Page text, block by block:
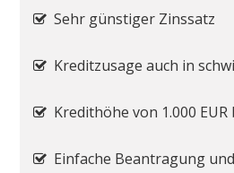
Sehr günstiger Zinssatz
Kreditzusage auch in
Kredithöhe von 1.000 EUR
Einfache Beantragung